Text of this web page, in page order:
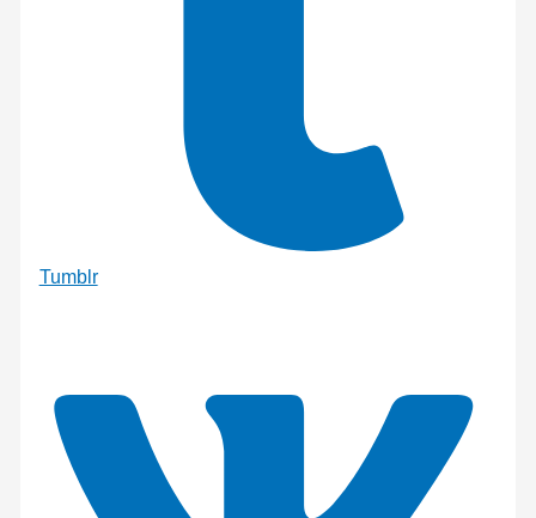
Tumblr